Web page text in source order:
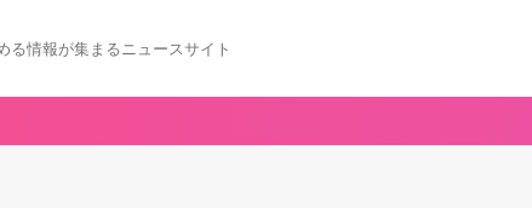
る情報が集まるニュースサイト